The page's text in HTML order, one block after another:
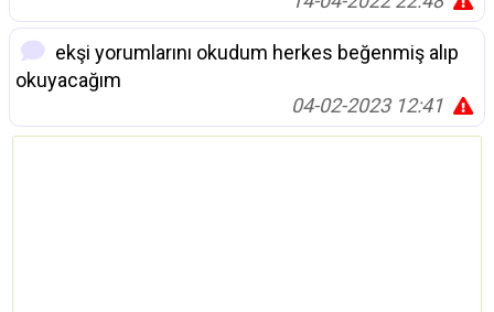
ekşi yorumlarını okudum herkes beğenmiş alıp
okuyacağım
04-02-2023 12:41